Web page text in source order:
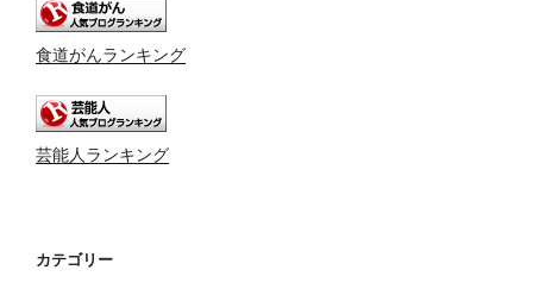
食道がんランキング
芸能人ランキング
カテゴリー